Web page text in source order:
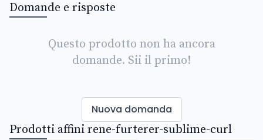
Domande e risposte
Questo prodotto non ha ancora
domande. Sii il primo!
Nuova domanda
Prodotti affini rene-furterer-sublime-curl